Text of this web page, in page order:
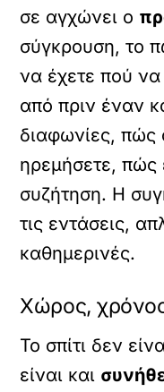
σε αγχώνει ο
σύγκρουση, το
να έχετε πού
από πριν έναν
διαφωνίες, πώς
ηρεμήσετε, πώς
συζήτηση. Η
τις εντάσεις,
καθημερινές.
Χώρος,
Το σπίτι δεν
είναι και